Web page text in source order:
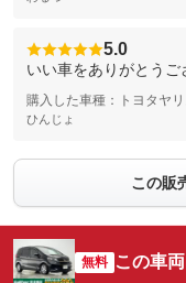
5.0
いい車をありがとうご
購入した車種：トヨタヤ
ひんじょ
この販
無料 この車